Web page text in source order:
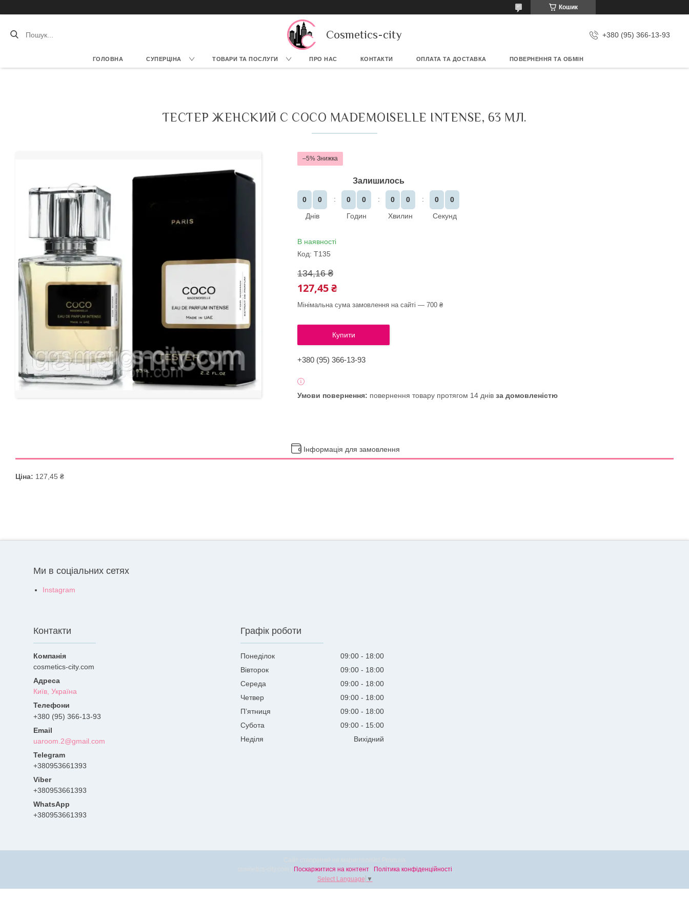
Кошик
Cosmetics-city +380 (95) 366-13-93
ГОЛОВНА СУПЕРЦІНА ТОВАРИ ТА ПОСЛУГИ ПРО НАС КОНТАКТИ ОПЛАТА ТА ДОСТАВКА ПОВЕРНЕННЯ ТА ОБМІН
ТЕСТЕР ЖЕНСКИЙ C COCO MADEMOISELLE INTENSE, 63 МЛ.
–5%
Залишилось
0
0
Днів
0
0
Годин
0
0
Хвилин
0
0
Секунд
В наявності
Код: T135
134,16 ₴
127,45 ₴
Мінімальна сума замовлення на сайті — 700 ₴
Купити
+380 (95) 366-13-93
повернення товару протягом 14 днів за домовленістю
Інформація для замовлення
Ціна: 127,45 ₴
Ми в соціальних сетях
Instagram
Контакти
cosmetics-city.com
Київ, Україна
+380 (95) 366-13-93
uaroom.2@gmail.com
+380953661393
+380953661393
+380953661393
Графік роботи
Понеділок 09:00
18:00
Вівторок
09:00
18:00
Середа
09:00
18:00
Четвер
09:00
18:00
Пʼятниця
09:00
18:00
Субота
09:00
15:00
Неділя
Вихідний
Поскаржитися на контент
Політика конфіденційності
Select Language ▼